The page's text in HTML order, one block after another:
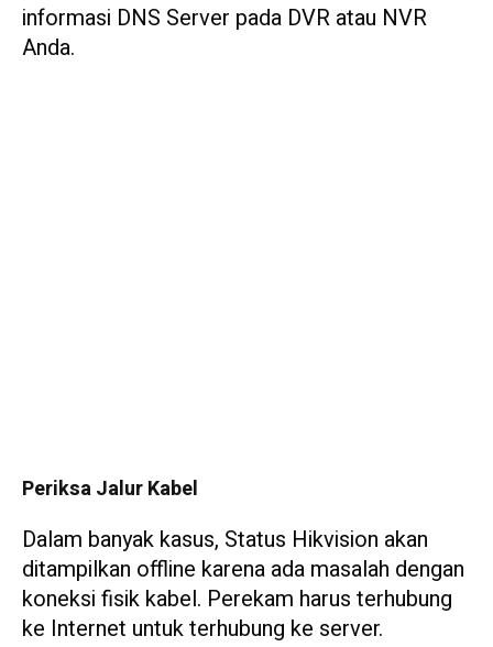
informasi DNS Server pada DVR atau NVR
Anda.
Periksa Jalur Kabel
Dalam banyak kasus, Status Hikvision akan
ditampilkan offline karena ada masalah dengan
koneksi fisik kabel. Perekam harus terhubung
ke Internet untuk terhubung ke server.